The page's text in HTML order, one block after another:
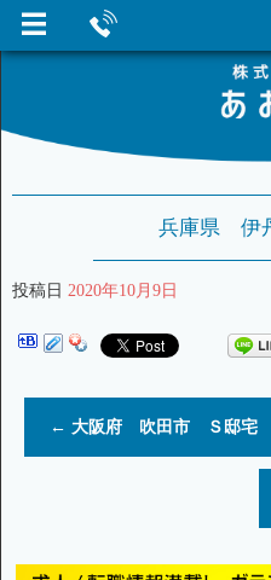
兵庫県 伊
投稿日 2020年10月9日
← 大阪府 吹田市 Ｓ邸宅